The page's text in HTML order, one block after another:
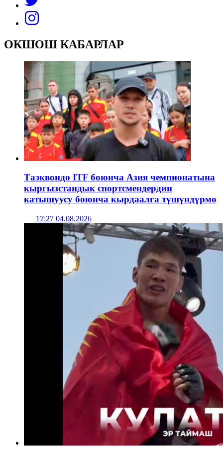
ОКШОШ КАБАРЛАР
Таэквондо ITF боюнча Азия чемпионатына
кыргызстандык спортсмендердин
катышуусу боюнча кырдаалга түшүндүрмө
17:27 04.08.2026